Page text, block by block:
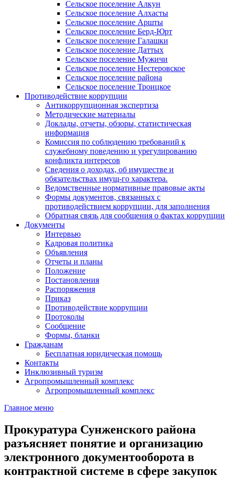
Сельское поселение Алкун
Сельское поселение Алхасты
Сельское поселение Аршты
Сельское поселение Берд-Юрт
Сельское поселение Галашки
Сельское поселение Даттых
Сельское поселение Мужичи
Сельское поселение Нестеровское
Сельское поселение района
Сельское поселение Троицкое
Противодействие коррупции
Антикоррупционная экспертиза
Методические материалы
Доклады, отчеты, обзоры, статистическая
информация
Комиссия по соблюдению требований к
служебному поведению и урегулированию
конфликта интересов
Сведения о доходах, об имуществе и
обязательствах имущ-го характера.
Ведомственные нормативные правовые акты
Формы документов, связанных с
противодействием коррупции, для заполнения
Обратная связь для сообщения о фактах коррупции
Документы
Интервью
Кадровая политика
Объявления
Отчеты и планы
Положение
Постановления
Распоряжения
Приказ
Противодействие коррупции
Протоколы
Сообщение
Формы, бланки
Гражданам
Бесплатная юридическая помощь
Контакты
Инклюзивный туризм
Агропромышленный комплекс
Агропромышленный комплекс
Главное меню
Прокуратура Сунженского района
разъясняет понятие и организацию
электронного документооборота в
контрактной системе в сфере закупок